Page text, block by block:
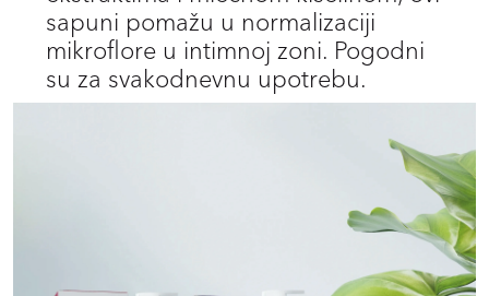
sapuni pomažu u normalizaciji
mikroflore u intimnoj zoni. Pogodni
su za svakodnevnu upotrebu.